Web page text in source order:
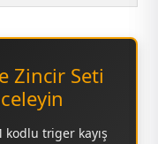
Zincir Seti
kodlu triger kayış